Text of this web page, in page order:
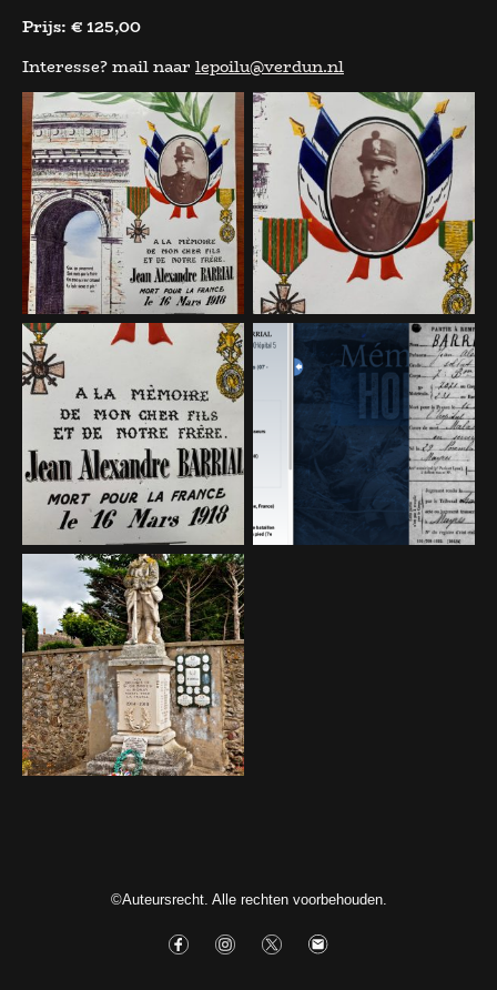
Prijs: € 125,00
Interesse? mail naar lepoilu@verdun.nl
©Auteursrecht. Alle rechten voorbehouden.